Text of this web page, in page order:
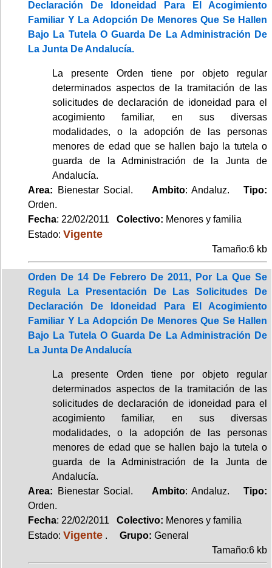
Declaración De Idoneidad Para El Acogimiento
Familiar Y La Adopción De Menores Que Se Hallen
Bajo La Tutela O Guarda De La Administración De
La Junta De Andalucía.
La presente Orden tiene por objeto regular
determinados aspectos de la tramitación de las
solicitudes de declaración de idoneidad para el
acogimiento familiar, en sus diversas
modalidades, o la adopción de las personas
menores de edad que se hallen bajo la tutela o
guarda de la Administración de la Junta de
Andalucía.
Area: Bienestar Social. Ambito: Andaluz.Tipo:
Orden.
Fecha: 22/02/2011 Colectivo: Menores y familia
Estado: Vigente
Tamaño:6 kb
Orden De 14 De Febrero De 2011, Por La Que Se
Regula La Presentación De Las Solicitudes De
Declaración De Idoneidad Para El Acogimiento
Familiar Y La Adopción De Menores Que Se Hallen
Bajo La Tutela O Guarda De La Administración De
La Junta De Andalucía
La presente Orden tiene por objeto regular
determinados aspectos de la tramitación de las
solicitudes de declaración de idoneidad para el
acogimiento familiar, en sus diversas
modalidades, o la adopción de las personas
menores de edad que se hallen bajo la tutela o
guarda de la Administración de la Junta de
Andalucía.
Area: Bienestar Social. Ambito: Andaluz.Tipo:
Orden.
Fecha: 22/02/2011 Colectivo: Menores y familia
Estado: Vigente . Grupo: General
Tamaño:6 kb